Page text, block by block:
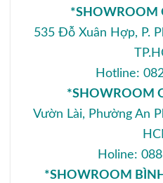
*SHOWROOM
535 Đỗ Xuân Hợp, P.
Hotline:
*SHOWROOM
Vườn Lài, Phường An
Holine:
*SHOWROOM